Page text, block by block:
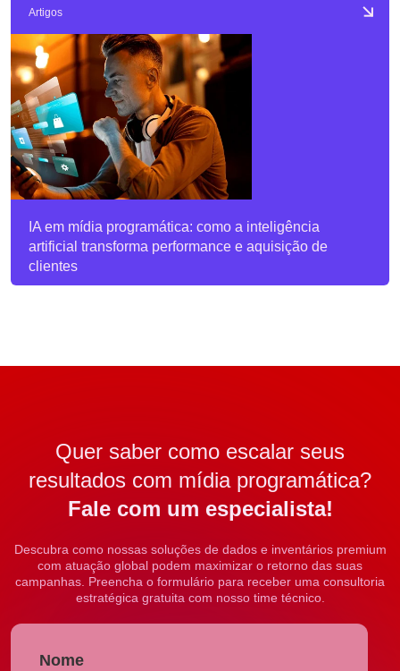
Artigos
IA em mídia programática: como a inteligência
artificial transforma performance e aquisição de
clientes
Quer saber como escalar seus
resultados com mídia programática?
Fale com um especialista!
Descubra como nossas soluções de dados e inventários premium
com atuação global podem maximizar o retorno das suas
campanhas. Preencha o formulário para receber uma consultoria
estratégica gratuita com nosso time técnico.
Nome